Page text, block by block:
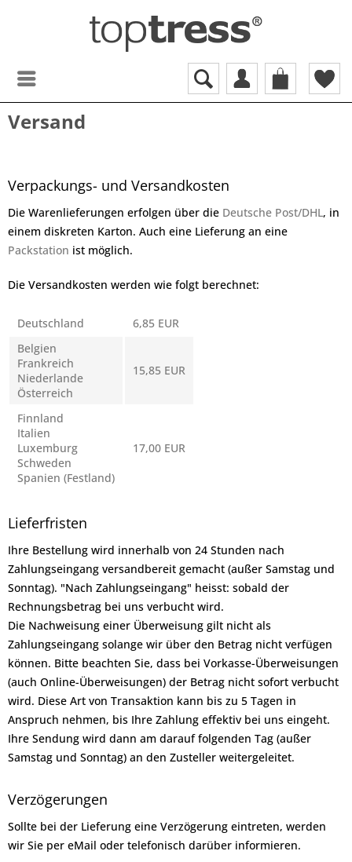
Versand
Verpackungs- und Versandkosten
Die Warenlieferungen erfolgen über die Deutsche Post/DHL, in
einem diskreten Karton. Auch eine Lieferung an eine
Packstation ist möglich.
Die Versandkosten werden wie folgt berechnet:
Deutschland
6,85 EUR
Belgien
Frankreich
Niederlande
Österreich
15,85 EUR
Finnland
Italien
Luxemburg
Schweden
Spanien (Festland)
17,00 EUR
Lieferfristen
Ihre Bestellung wird innerhalb von 24 Stunden nach
Zahlungseingang versandbereit gemacht (außer Samstag und
Sonntag). "Nach Zahlungseingang" heisst: sobald der
Rechnungsbetrag bei uns verbucht wird.
Die Nachweisung einer Überweisung gilt nicht als
Zahlungseingang solange wir über den Betrag nicht verfügen
können. Bitte beachten Sie, dass bei Vorkasse-Überweisungen
(auch Online-Überweisungen) der Betrag nicht sofort verbucht
wird. Diese Art von Transaktion kann bis zu 5 Tagen in
Anspruch nehmen, bis Ihre Zahlung effektiv bei uns eingeht.
Ihre Sendung wird dann am darauf folgenden Tag (außer
Samstag und Sonntag) an den Zusteller weitergeleitet.
Verzögerungen
Sollte bei der Lieferung eine Verzögerung eintreten, werden
wir Sie per eMail oder telefonisch darüber informieren.